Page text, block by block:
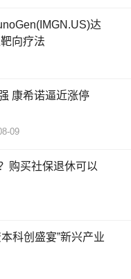
达
向疗法
康希诺逼近涨停
09
购买社保退休可以
科创盛宴”新兴产业